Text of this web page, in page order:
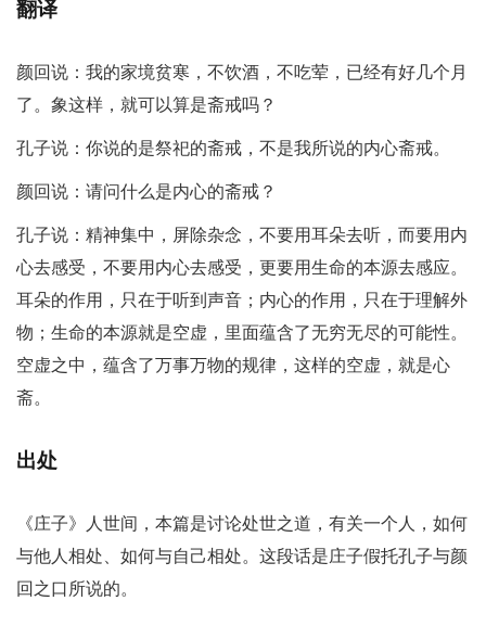
翻译
颜回说：我的家境贫寒，不饮酒，不吃荤，已经有好几个月
了。象这样，就可以算是斋戒吗？
孔子说：你说的是祭祀的斋戒，不是我所说的内心斋戒。
颜回说：请问什么是内心的斋戒？
孔子说：精神集中，屏除杂念，不要用耳朵去听，而要用内
心去感受，不要用内心去感受，更要用生命的本源去感应。
耳朵的作用，只在于听到声音；内心的作用，只在于理解外
物；生命的本源就是空虚，里面蕴含了无穷无尽的可能性。
空虚之中，蕴含了万事万物的规律，这样的空虚，就是心
斋。
出处
《庄子》人世间，本篇是讨论处世之道，有关一个人，如何
与他人相处、如何与自己相处。这段话是庄子假托孔子与颜
回之口所说的。